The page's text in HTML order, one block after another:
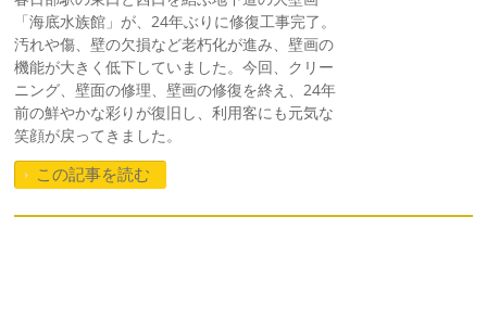
「海底水族館」が、24年ぶりに修復工事完了。
汚れや傷、壁の欠損など老朽化が進み、壁画の
機能が大きく低下していました。今回、クリー
ニング、壁面の修理、壁画の修復を終え、24年
前の鮮やかな彩りが復旧し、利用客にも元気な
笑顔が戻ってきました。
この記事を読む